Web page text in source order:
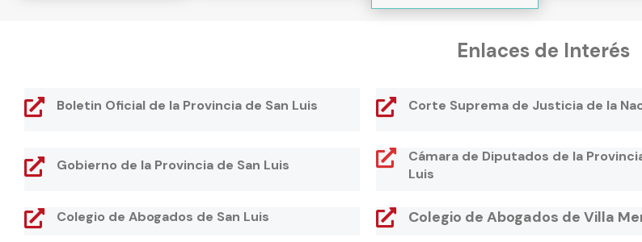
Enlaces de Interés
Boletin Oficial de la Provincia de San Luis Corte Suprema de Justicia de la
Gobierno de la Provincia de San Luis
Cámara de Diputados de la
Luis
Colegio de Abogados de San Luis Colegio de Abogados de Villa